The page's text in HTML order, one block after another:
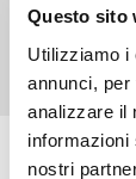
Questo sito
Utilizziamo i
annunci, per
analizzare il
informazioni
nostri